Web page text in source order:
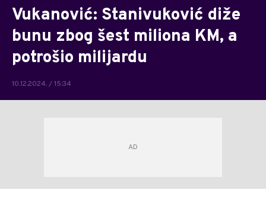
Vukanović: Stanivuković diže
bunu zbog šest miliona KM, a
potrošio milijardu
10.12.2024. / 15:34